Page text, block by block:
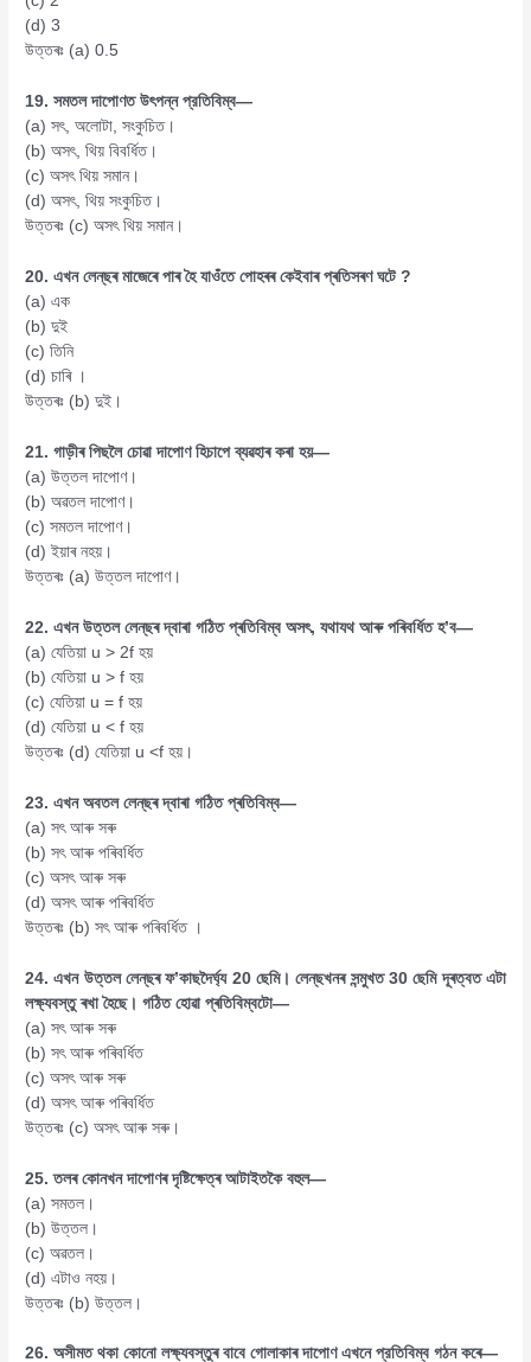
(d) 3
উত্তৰঃ (a) 0.5
19. সমতল দাপোণত উৎপন্ন প্রতিবিম্ব—
(a) সৎ, অলোটা, সংকুচিত।
(b) অসৎ, থিয় বিবর্ধিত।
(c) অসৎ থিয় সমান।
(d) অসৎ, থিয় সংকুচিত।
উত্তৰঃ (c) অসৎ থিয় সমান।
20. এখন লেন্‌ছৰ মাজেৰে পাৰ হৈ যাওঁতে পোহৰৰ কেইবাৰ প্ৰতিসৰণ ঘটে ?
(a) এক
(b) দুই
(c) তিনি
(d) চাৰি ।
উত্তৰঃ (b) দুই।
21. গাড়ীৰ পিছলৈ চোৱা দাপোণ হিচাপে ব্যৱহাৰ কৰা হয়—
(a) উত্তল দাপোণ।
(b) অৱতল দাপোণ।
(c) সমতল দাপোণ।
(d) ইয়াৰ নহয়।
উত্তৰঃ (a) উত্তল দাপোণ।
22. এখন উত্তল লেন্‌ছৰ দ্বাৰা গঠিত প্ৰতিবিম্ব অসৎ, যথাযথ আৰু পৰিবৰ্ধিত হ’ব—
(a) যেতিয়া u > 2f হয়
(b) যেতিয়া u > f হয়
(c) যেতিয়া u = f হয়
(d) যেতিয়া u < f হয়
উত্তৰঃ (d) যেতিয়া u <f হয়।
23. এখন অবতল লেন্‌ছৰ দ্বাৰা গঠিত প্ৰতিবিম্ব—
(a) সৎ আৰু সৰু
(b) সৎ আৰু পৰিবৰ্ধিত
(c) অসৎ আৰু সৰু
(d) অসৎ আৰু পৰিবৰ্ধিত
উত্তৰঃ (b) সৎ আৰু পৰিবৰ্ধিত ।
24. এখন উত্তল লেন্‌ছৰ ফ’কাছদৈৰ্ঘ্য 20 ছেমি। লেন্‌ছখনৰ সন্মুখত 30 ছেমি দূৰত্বত এটা
লক্ষ্যবস্তু ৰখা হৈছে। গঠিত হোৱা প্ৰতিবিম্বটো—
(a) সৎ আৰু সৰু
(b) সৎ আৰু পৰিবৰ্ধিত
(c) অসৎ আৰু সৰু
(d) অসৎ আৰু পৰিবৰ্ধিত
উত্তৰঃ (c) অসৎ আৰু সৰু।
25. তলৰ কোনখন দাপোণৰ দৃষ্টিক্ষেত্ৰ আটাইতকৈ বহুল—
(a) সমতল।
(b) উত্তল।
(c) অৱতল।
(d) এটাও নহয়।
উত্তৰঃ (b) উত্তল।
26. অসীমত থকা কোনো লক্ষ্যবস্তুৰ বাবে গোলাকাৰ দাপোণ এখনে প্রতিবিম্ব গঠন কৰে—